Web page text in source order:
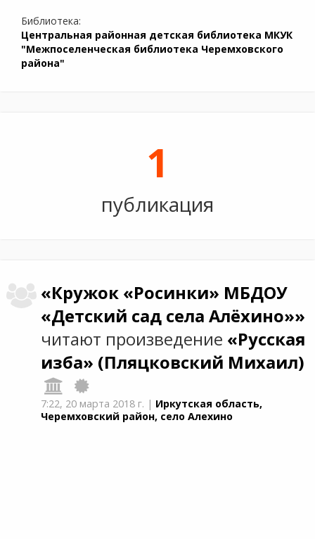
Библиотека:
Центральная районная детская библиотека МКУК
"Межпоселенческая библиотека Черемховского
района"
1
публикация
«Кружок «Росинки» МБДОУ
«Детский сад села Алёхино»»
читают произведение «Русская
изба» (Пляцковский Михаил)
7:22, 20 марта 2018 г. | Иркутская область,
Черемховский район, село Алехино